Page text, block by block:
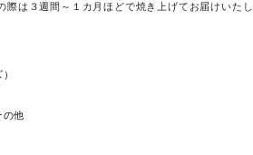
際は３週間～１カ月ほどで焼き上げてお届けいたし
の他